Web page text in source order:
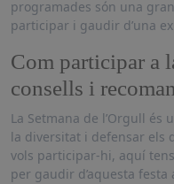
programades són una
participar i gaudir d’una
Com participar a
consells i
La Setmana de l’Orgull
la diversitat i defensar els
vols participar-hi, aquí
per gaudir d’aquesta